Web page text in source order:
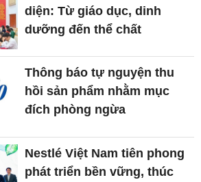
diện: Từ giáo dục, dinh
dưỡng đến thể chất
Thông báo tự nguyện thu
hồi sản phẩm nhằm mục
đích phòng ngừa
Nestlé Việt Nam tiên phong
phát triển bền vững, thúc